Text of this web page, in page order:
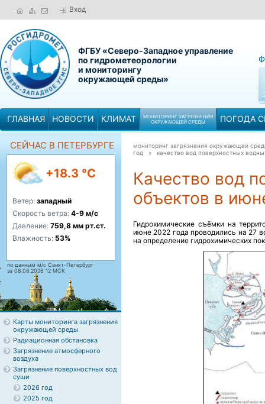
Вход
ФГБУ «Северо-Западное управление
по гидрометеорологии
и мониторингу
окружающей среды»
ГЛАВНАЯ НОВОСТИ КЛИМАТ
МОНИТОРИНГ ЗАГРЯЗНЕНИЯ
ОКРУЖАЮЩЕЙ СРЕДЫ
ПОГОДА
СЕЙЧАС В ПЕТЕРБУРГЕ
+18.3 °C
Ветер: западный
Скорость ветра: 4-9 м/с
Давление: 759,8 мм рт.ст.
Влажность: 53%
по данным м/с Санкт-Петербург
за 08.08.2026 12 МСК
Карты мониторинга загрязнения
окружающей среды
Радиационная обстановка
Загрязнение атмосферного
воздуха
Загрязнение поверхностных вод
суши
2026 год
2025 год
мониторинг загрязнения окружающей
год » качество вод поверхностных
Качество вод
объектов в
Гидрохимические съёмки на
июне 2022 года проводились на 27
на определение гидрохимических